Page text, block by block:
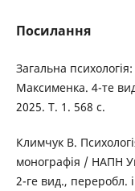
Посилання
Загальна
Максименка. 4-те
2025. Т. 1. 568 с.
Климчук В.
монографія / НАПН
2-ге вид., переробл.